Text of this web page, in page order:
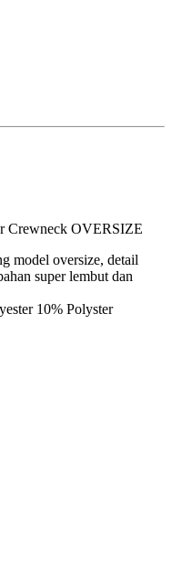
Crewneck OVERSIZE
model oversize, detail
super lembut dan
10% Polyster